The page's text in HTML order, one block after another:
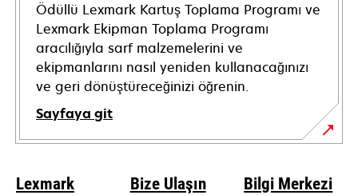
Ödüllü Lexmark Kartuş Toplama Programı ve
Lexmark Ekipman Toplama Programı
aracılığıyla sarf malzemelerini ve
ekipmanlarını nasıl yeniden kullanacağınızı
ve geri dönüştüreceğinizi öğrenin.
Sayfaya git
Lexmark Bize Ulaşın Bilgi Merkezi